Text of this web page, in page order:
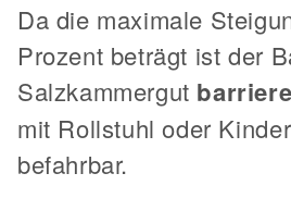
Da die maximale
Prozent beträgt ist der
Salzkammergut
mit Rollstuhl oder
befahrbar.